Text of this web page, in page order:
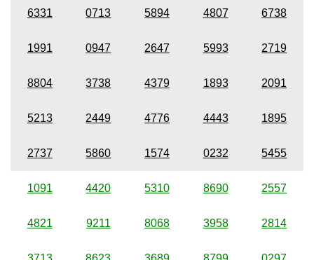
6331 0713 5894 4807 6738
1991 0947 2647 5993 2719
8804 3738 4379 1893 2091
5213 2449 4776 4443 1895
2737 5860 1574 0232 5455
1091 4420 5310 8690 2557
4821 9211 8068 3958 2814